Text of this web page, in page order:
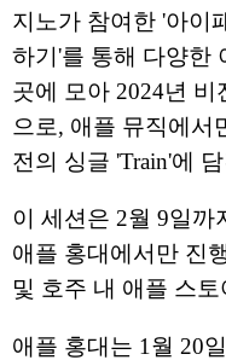
지노가 참여한 '아이
하기'를 통해 다양한
곳에 모아 2024년
으로, 애플 뮤직에서
전의 싱글 'Train'에
이 세션은 2월 9일까
애플 홍대에서만 진
및 호주 내 애플 스
애플 홍대는 1월 20